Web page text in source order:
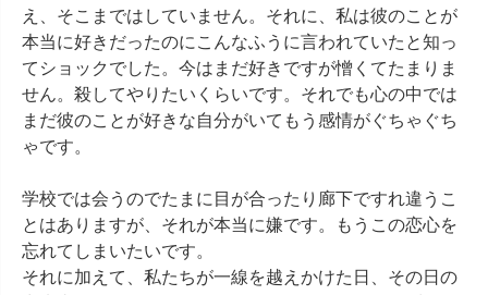
え、そこまではしていません。それに、私は彼のことが
本当に好きだったのにこんなふうに言われていたと知っ
てショックでした。今はまだ好きですが憎くてたまりま
せん。殺してやりたいくらいです。それでも心の中では
まだ彼のことが好きな自分がいてもう感情がぐちゃぐち
ゃです。
学校では会うのでたまに目が合ったり廊下ですれ違うこ
とはありますが、それが本当に嫌です。もうこの恋心を
忘れてしまいたいです。
それに加えて、私たちが一線を越えかけた日、その日の